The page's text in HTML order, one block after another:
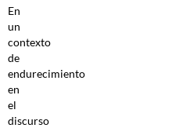
En
un
contexto
de
endurecimiento
en
el
discurso